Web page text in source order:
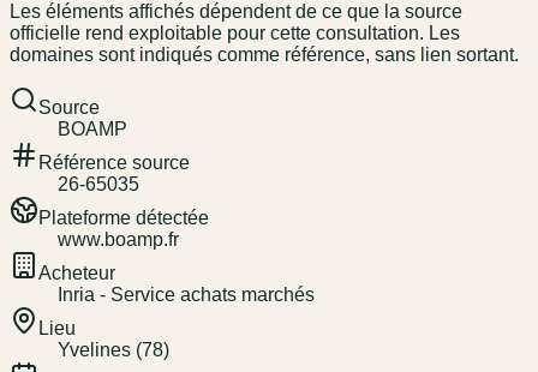
Les éléments affichés dépendent de ce que la source
officielle rend exploitable pour cette consultation. Les
domaines sont indiqués comme référence, sans lien sortant.
Source
BOAMP
Référence source
26-65035
Plateforme détectée
www.boamp.fr
Acheteur
Inria - Service achats marchés
Lieu
Yvelines (78)